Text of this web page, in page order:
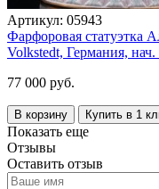
Артикул: 05943
Фарфоровая статуэтка
Volkstedt, Германия, нач.
77 000 руб.
В корзину Купить в 1
Показать еще
Отзывы
Оставить отзыв